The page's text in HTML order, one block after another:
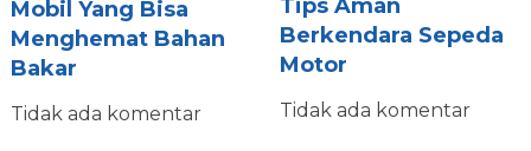
Mobil Yang Bisa
Menghemat Bahan
Bakar
Tidak ada komentar
Tips Aman
Berkendara Sepeda
Motor
Tidak ada komentar